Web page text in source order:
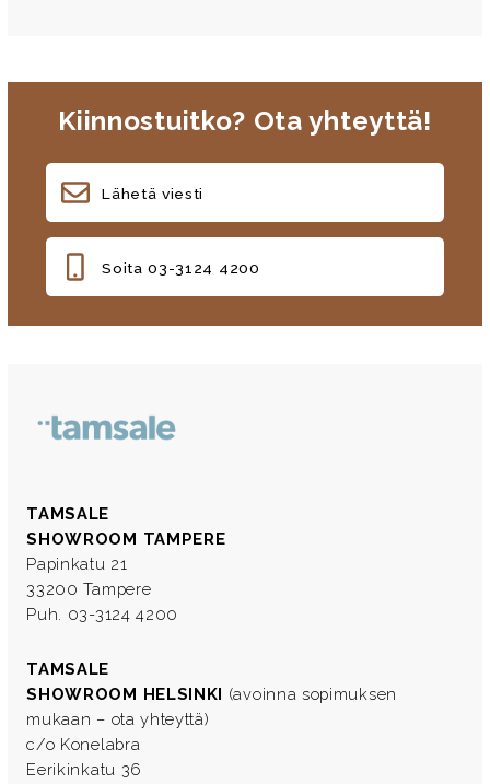
Kiinnostuitko? Ota yhteyttä!
Lähetä viesti
Soita 03-3124 4200
TAMSALE
SHOWROOM TAMPERE
Papinkatu 21
33200 Tampere
Puh. 03-3124 4200
TAMSALE
SHOWROOM HELSINKI (avoinna sopimuksen
mukaan – ota yhteyttä)
c/o Konelabra
Eerikinkatu 36